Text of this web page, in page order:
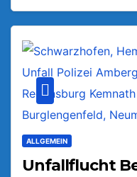
ALLGEMEIN
Unfallflucht